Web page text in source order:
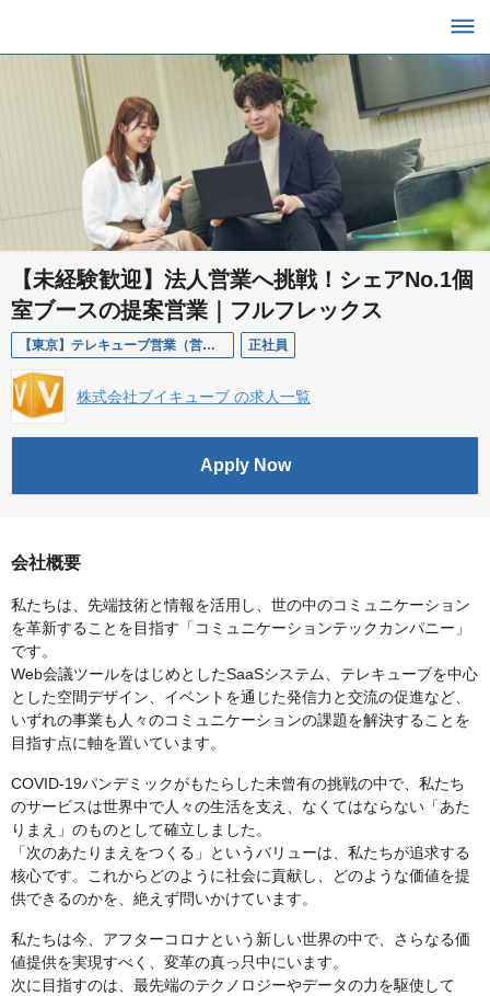
【未経験歓迎】法人営業へ挑戦！シェアNo.1個
室ブースの提案営業｜フルフレックス
【東京】テレキューブ営業（営業未経験可）【営業本部】 正社員
株式会社ブイキューブ の求人一覧
Apply Now
会社概要
私たちは、先端技術と情報を活用し、世の中のコミュニケーション
を革新することを目指す「コミュニケーションテックカンパニー」
です。
Web会議ツールをはじめとしたSaaSシステム、テレキューブを中心
とした空間デザイン、イベントを通じた発信力と交流の促進など、
いずれの事業も人々のコミュニケーションの課題を解決することを
目指す点に軸を置いています。
COVID-19パンデミックがもたらした未曾有の挑戦の中で、私たち
のサービスは世界中で人々の生活を支え、なくてはならない「あた
りまえ」のものとして確立しました。
「次のあたりまえをつくる」というバリューは、私たちが追求する
核心です。これからどのように社会に貢献し、どのような価値を提
供できるのかを、絶えず問いかけています。
私たちは今、アフターコロナという新しい世界の中で、さらなる価
値提供を実現すべく、変革の真っ只中にいます。
次に目指すのは、最先端のテクノロジーやデータの力を駆使して